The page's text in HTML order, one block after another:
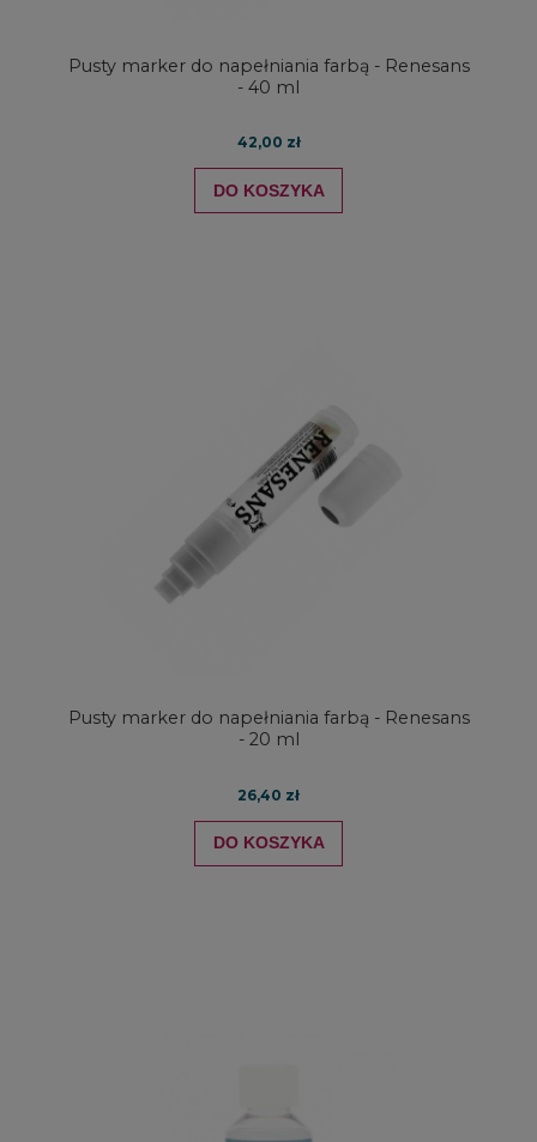
Pusty marker do napełniania farbą - Renesans
- 40 ml
42,00 zł
DO KOSZYKA
Pusty marker do napełniania farbą - Renesans
- 20 ml
26,40 zł
DO KOSZYKA